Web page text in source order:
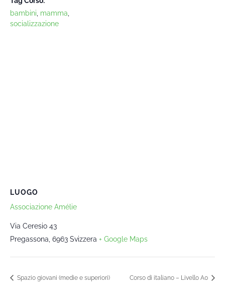
bambini mamma
socializzazione
LUOGO
Associazione Amélie
Via Ceresio 43
Pregassona 6963 Svizzera + Google Maps
Spazio giovani (medie e superiori) Corso di italiano – Livello A0